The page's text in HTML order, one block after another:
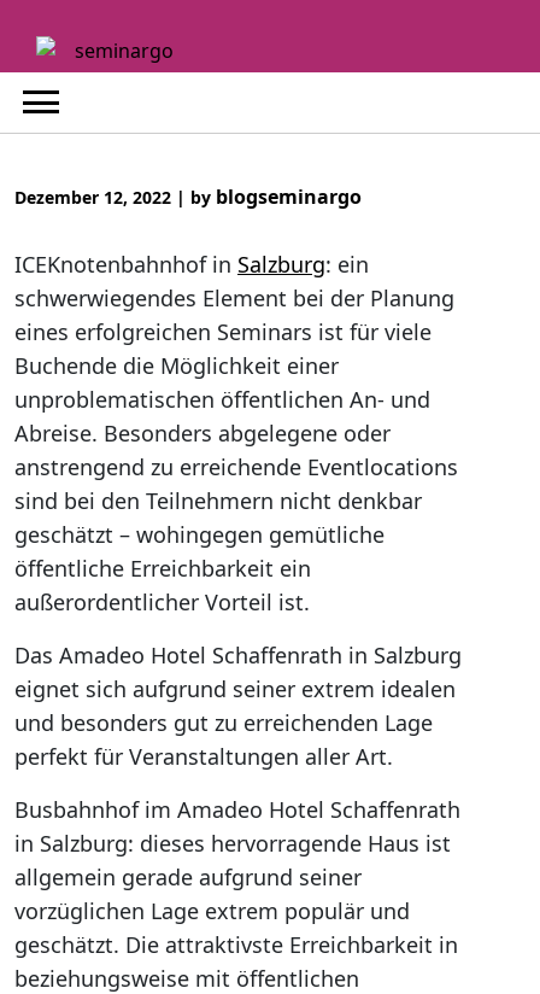
content
Dezember 12, 2022 | by blogseminargo
ICEKnotenbahnhof in Salzburg: ein
schwerwiegendes Element bei der Planung
eines erfolgreichen Seminars ist für viele
Buchende die Möglichkeit einer
unproblematischen öffentlichen An- und
Abreise. Besonders abgelegene oder
anstrengend zu erreichende Eventlocations
sind bei den Teilnehmern nicht denkbar
geschätzt – wohingegen gemütliche
öffentliche Erreichbarkeit ein
außerordentlicher Vorteil ist.
Das Amadeo Hotel Schaffenrath in Salzburg
eignet sich aufgrund seiner extrem idealen
und besonders gut zu erreichenden Lage
perfekt für Veranstaltungen aller Art.
Busbahnhof im Amadeo Hotel Schaffenrath
in Salzburg: dieses hervorragende Haus ist
allgemein gerade aufgrund seiner
vorzüglichen Lage extrem populär und
geschätzt. Die attraktivste Erreichbarkeit in
beziehungsweise mit öffentlichen